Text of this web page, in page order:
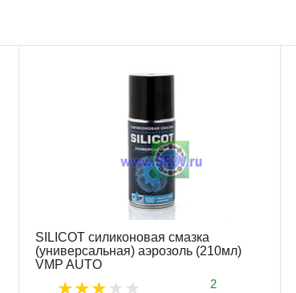
SILICOT силиконовая смазка
(универсальная) аэрозоль (210мл)
VMP AUTO
2